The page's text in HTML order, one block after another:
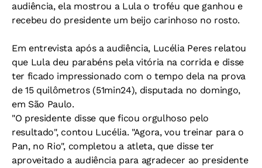
audiência, ela mostrou a Lula o troféu que ganhou e
recebeu do presidente um beijo carinhoso no rosto.
Em entrevista após a audiência, Lucélia Peres relatou
que Lula deu parabéns pela vitória na corrida e disse
ter ficado impressionado com o tempo dela na prova
de 15 quilômetros (51min24), disputada no domingo,
em São Paulo.
"O presidente disse que ficou orgulhoso pelo
resultado", contou Lucélia. "Agora, vou treinar para o
Pan, no Rio", completou a atleta, que disse ter
aproveitado a audiência para agradecer ao presidente